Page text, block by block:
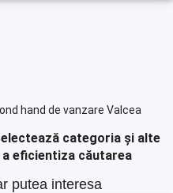
hand de vanzare Valcea
categoria și alte
eficientiza căutarea
putea interesa